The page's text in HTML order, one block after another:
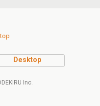
Desktop
Inc.